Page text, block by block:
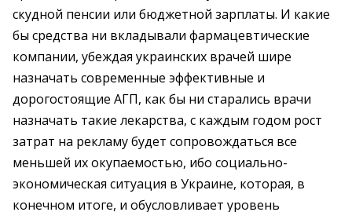
скудной пенсии или бюджетной зарплаты. И какие
бы средства ни вкладывали фармацевтические
компании, убеждая украинских врачей шире
назначать современные эффективные и
дорогостоящие АГП, как бы ни старались врачи
назначать такие лекарства, с каждым годом рост
затрат на рекламу будет сопровождаться все
меньшей их окупаемостью, ибо социально-
экономическая ситуация в Украине, которая, в
конечном итоге, и обусловливает уровень